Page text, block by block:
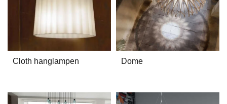
Cloth hanglampen Dome